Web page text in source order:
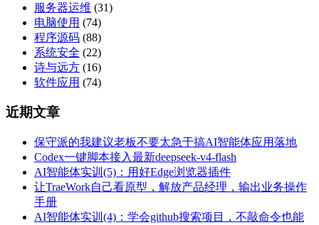
服务器运维 (31)
电脑使用 (74)
程序源码 (88)
系统安全 (22)
诗与远方 (16)
软件应用 (74)
近期文章
保守派的我建议老板不要太急于搞AI智能体应用落地
Codex一键脚本接入最新deepseek-v4-flash
AI智能体实训(5)：用好Edge浏览器插件
让TraeWork自己看原型，解放产品经理，输出业务操作
手册
AI智能体实训(4)：学会github搜索项目，不敲命令也能